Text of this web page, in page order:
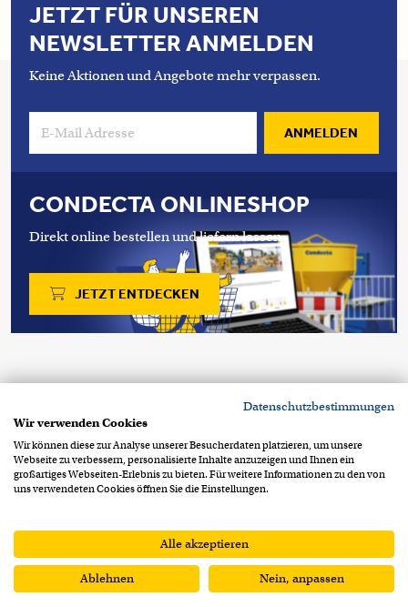
JETZT FÜR UNSEREN
NEWSLETTER ANMELDEN
Keine Aktionen und Angebote mehr verpassen.
ANMELDEN
CONDECTA ONLINESHOP
Direkt online bestellen und liefern lassen.
JETZT ENTDECKEN
CH-8409 Winterthur
Footer Info MenuDatenschutzerklärung
Impressum
AEB
0 0
Datenschutzbestimmungen
Wir verwenden Cookies
Wir können diese zur Analyse unserer Besucherdaten platzieren, um unsere
Webseite zu verbessern, personalisierte Inhalte anzuzeigen und Ihnen ein
großartiges Webseiten-Erlebnis zu bieten. Für weitere Informationen zu den von
uns verwendeten Cookies öffnen Sie die Einstellungen.
Alle akzeptieren
Ablehnen Nein, anpassen